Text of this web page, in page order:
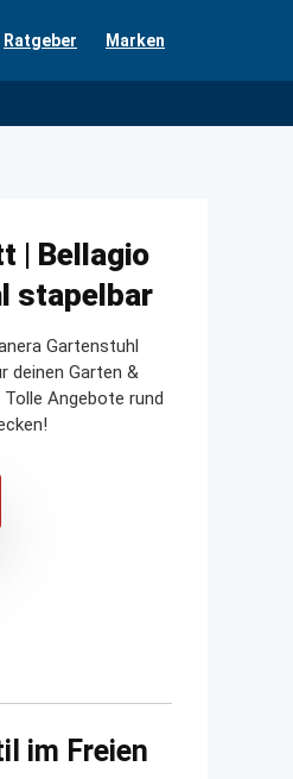
Ratgeber Marken
| Bellagio
stapelbar
Gartenstuhl
deinen Garten &
Angebote rund
im Freien